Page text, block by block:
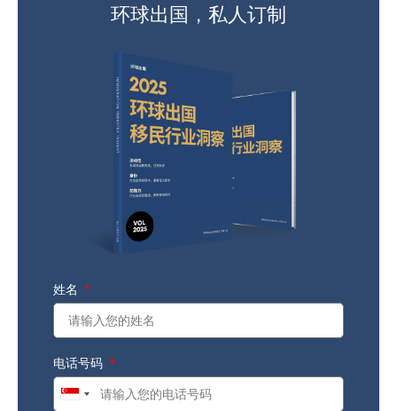
环球出国，私人订制
姓名
电话号码
Singapore